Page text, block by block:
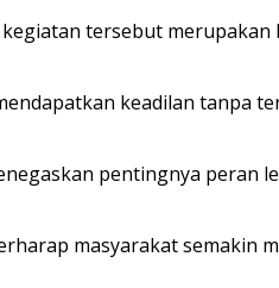
kegiatan tersebut
keadilan tanpa
pentingnya
masyarakat semakin